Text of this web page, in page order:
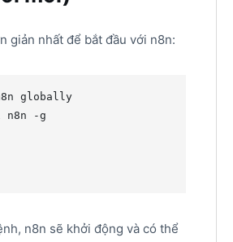
giản nhất để bắt đầu với n8n:
globally
n8n -g
n8n sẽ khởi động và có thể